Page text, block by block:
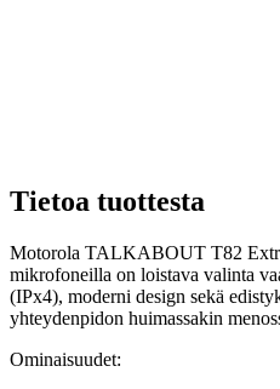
Tietoa tuottesta
Motorola TALKABOUT T82
mikrofoneilla on loistava valinta
(IPx4), moderni design sekä
yhteydenpidon huimassakin
Ominaisuudet: